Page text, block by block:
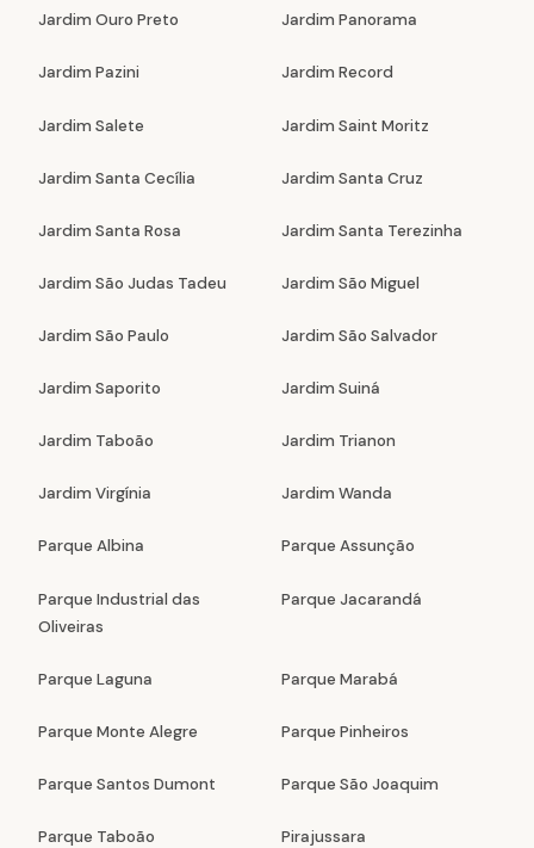
Jardim Ouro Preto Jardim Panorama
Jardim Pazini Jardim Record
Jardim Salete Jardim Saint Moritz
Jardim Santa Cecília Jardim Santa Cruz
Jardim Santa Rosa Jardim Santa Terezinha
Jardim São Judas Tadeu Jardim São Miguel
Jardim São Paulo Jardim São Salvador
Jardim Saporito Jardim Suiná
Jardim Taboão Jardim Trianon
Jardim Virgínia Jardim Wanda
Parque Albina Parque Assunção
Parque Industrial das
Oliveiras
Parque Jacarandá
Parque Laguna Parque Marabá
Parque Monte Alegre Parque Pinheiros
Parque Santos Dumont Parque São Joaquim
Parque Taboão Pirajussara